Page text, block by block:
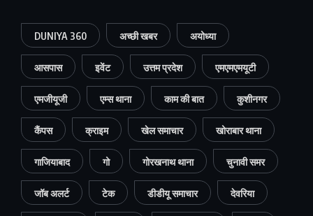
DUNIYA 360 अच्छी खबर अयोध्या
आसपास इवेंट उत्तम प्रदेश एमएमएमयूटी
एमजीयूजी एम्स थाना काम की बात कुशीनगर
कैंपस क्राइम खेल समाचार खोराबार थाना
गाजियाबाद गो गोरखनाथ थाना चुनावी समर
जॉब अलर्ट टेक डीडीयू समाचार देवरिया